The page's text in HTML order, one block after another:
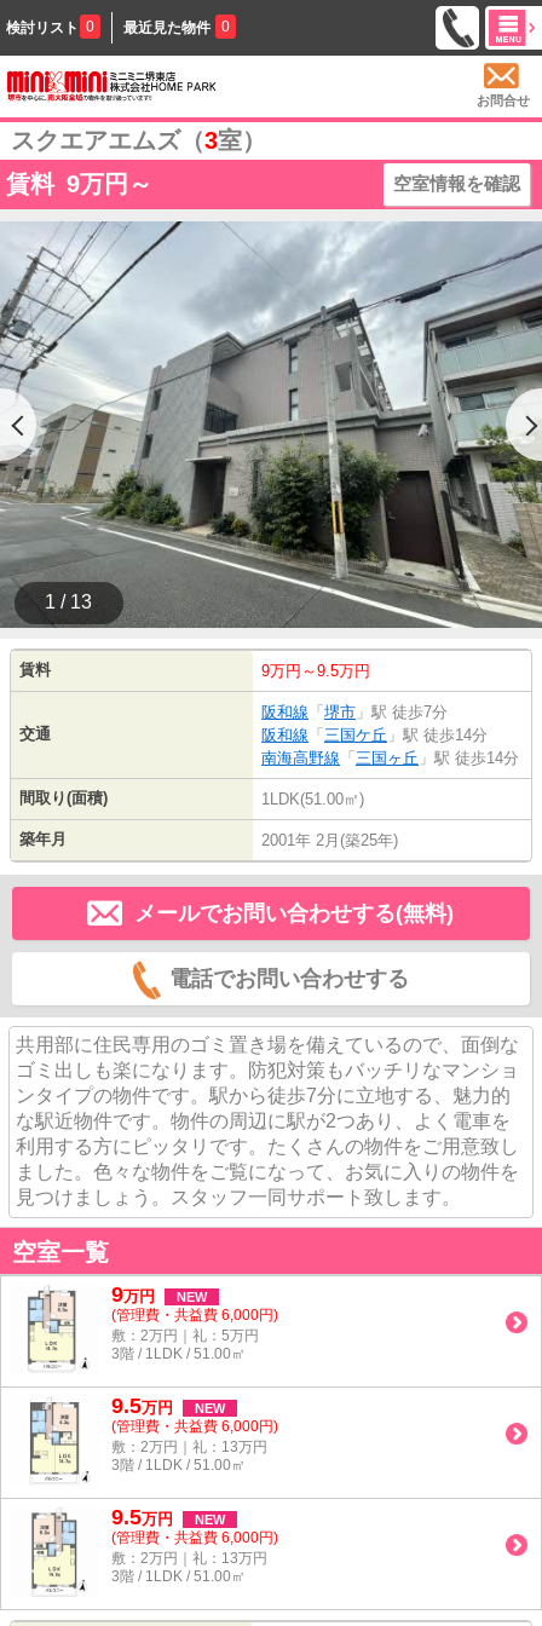
検討リスト 0 最近見た物件 0
お問合せ
スクエアエムズ（3室）
賃料 9万円～ 空室情報を確認
1 / 13
賃料 9万円～9.5万円
交通
阪和線 「 堺市 」駅 徒歩7分
阪和線 「 三国ケ丘 」駅 徒歩14分
南海高野線 「 三国ヶ丘 」駅 徒歩14分
間取り(面積) 1LDK(51.00㎡)
築年月 2001年 2月(築25年)
メールでお問い合わせする(無料)
電話でお問い合わせする
共用部に住民専用のゴミ置き場を備えているので、面倒な
ゴミ出しも楽になります。防犯対策もバッチリなマンショ
ンタイプの物件です。駅から徒歩7分に立地する、魅力的
な駅近物件です。物件の周辺に駅が2つあり、よく電車を
利用する方にピッタリです。たくさんの物件をご用意致し
ました。色々な物件をご覧になって、お気に入りの物件を
見つけましょう。スタッフ一同サポート致します。
空室一覧
9万円 NEW
(管理費・共益費 6,000円)
敷：2万円｜礼：5万円
3階 / 1LDK / 51.00㎡
9.5万円 NEW
(管理費・共益費 6,000円)
敷：2万円｜礼：13万円
3階 / 1LDK / 51.00㎡
9.5万円 NEW
(管理費・共益費 6,000円)
敷：2万円｜礼：13万円
3階 / 1LDK / 51.00㎡